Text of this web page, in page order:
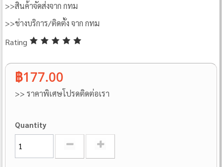
>>สินค้าจัดส่งจาก กทม
>>ช่างบริการ/ติดตั้ง จาก กทม
Rating
฿177.00
>> ราคาพิเศษโปรดติดต่อเรา
Quantity